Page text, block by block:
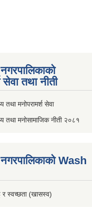
सेवा तथा नीती
तथा मनोपरामर्श सेवा
तथा मनोसामाजिक नीती २०८१
नगरपालिकाको Wash
र स्वच्छता (खासस्व)